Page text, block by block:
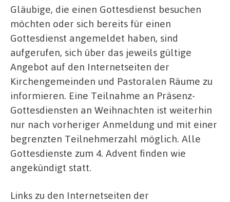
Gläubige, die einen Gottesdienst besuchen
möchten oder sich bereits für einen
Gottesdienst angemeldet haben, sind
aufgerufen, sich über das jeweils gültige
Angebot auf den Internetseiten der
Kirchengemeinden und Pastoralen Räume zu
informieren. Eine Teilnahme an Präsenz-
Gottesdiensten an Weihnachten ist weiterhin
nur nach vorheriger Anmeldung und mit einer
begrenzten Teilnehmerzahl möglich. Alle
Gottesdienste zum 4. Advent finden wie
angekündigt statt.
Links zu den Internetseiten der